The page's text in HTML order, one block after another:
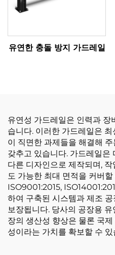
유연한 충돌 방지 가드레일
유연성 가드레일은 인력과 장
습니다. 이러한 가드레일은
이 직면한 과제들을 해결해
갖추고 있습니다. 가드레일은
다른 디자인으로 제작되며,
도 가능한 최대 면적을 커버
ISO9001:2015,
하여 구축된 시스템과 제조
보장됩니다. 당사의 공장용
장의 생산성 향상은 물론 국
성이라는 가치를 확보할 수 있